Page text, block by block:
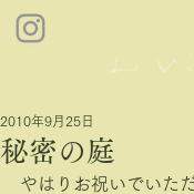
秘密の庭
2010年9月25日
やはりお祝いでいた